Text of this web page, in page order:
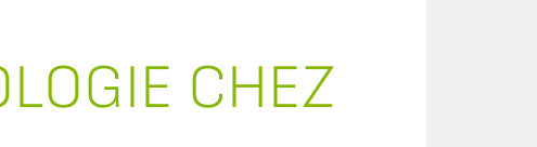
CHEZ